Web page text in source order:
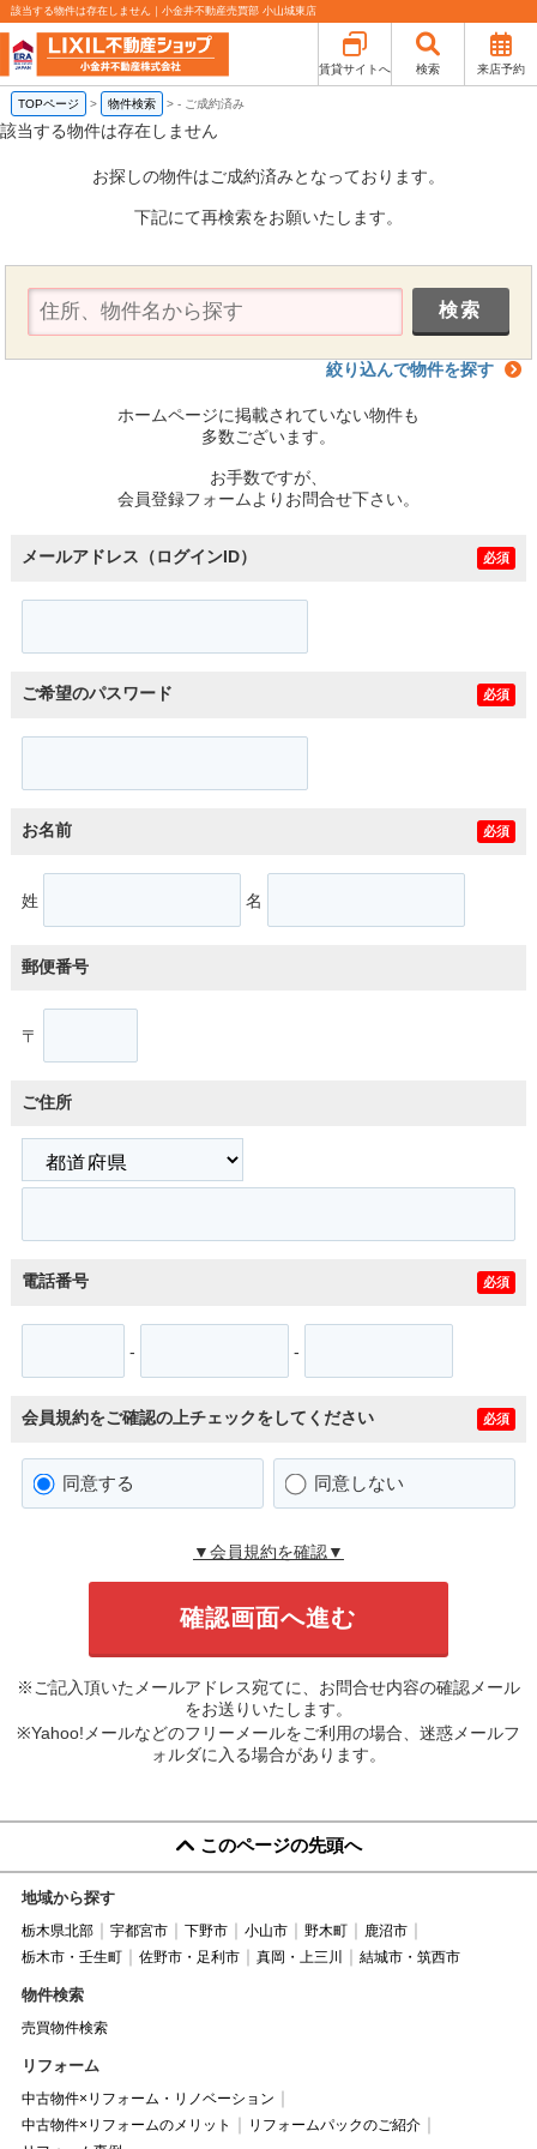
該当する物件は存在しません｜小金井不動産売買部 小山城東店
賃貸サイトへ 検索 来店予約
TOPページ > 物件検索 >- ご成約済み
該当する物件は存在しません
お探しの物件はご成約済みとなっております。
下記にて再検索をお願いたします。
絞り込んで物件を探す
ホームページに掲載されていない物件も
多数ございます。
お手数ですが、
会員登録フォームよりお問合せ下さい。
メールアドレス（ログインID） 必須
ご希望のパスワード 必須
お名前 必須
姓 名
郵便番号
〒
ご住所
電話番号 必須
- -
会員規約をご確認の上チェックをしてください 必須
同意する 同意しない
▼会員規約を確認▼
※ご記入頂いたメールアドレス宛てに、お問合せ内容の確認メール
をお送りいたします。
※Yahoo!メールなどのフリーメールをご利用の場合、迷惑メールフ
ォルダに入る場合があります。
このページの先頭へ
地域から探す
栃木県北部 宇都宮市 下野市 小山市 野木町
鹿沼市
栃木市・壬生町
佐野市・足利市 真岡・上三川 結城市・筑西市
物件検索
売買物件検索
リフォーム
中古物件×リフォーム・リノベーション
中古物件×リフォームのメリット
リフォームパックのご紹介